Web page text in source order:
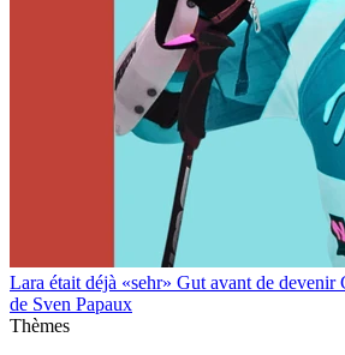
Lara était déjà «sehr» Gut avant de devenir
de Sven Papaux
Thèmes